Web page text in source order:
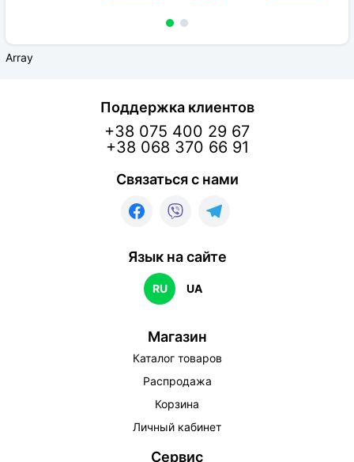
Array
Поддержка клиентов
+38 075 400 29 67
+38 068 370 66 91
Связаться с нами
Язык на сайте
RU UA
Магазин
Каталог товаров
Распродажа
Корзина
Личный кабинет
Сервис